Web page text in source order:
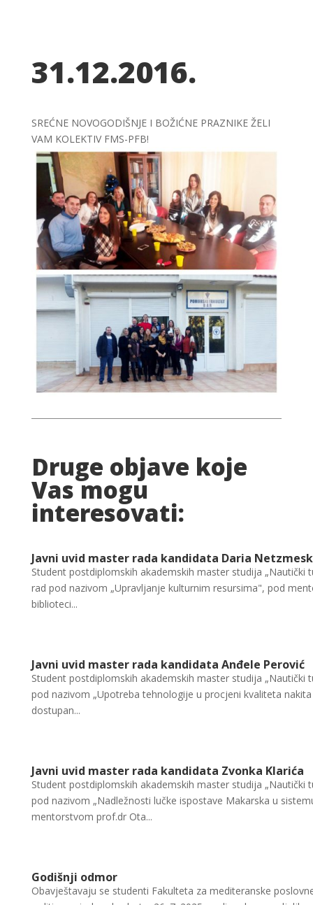
31.12.2016.
SREĆNE NOVOGODIŠNJE I BOŽIĆNE PRAZNIKE ŽELI
VAM KOLEKTIV FMS-PFB!
Druge objave koje
Vas mogu
interesovati:
Javni uvid master rada kandidata Daria
Student postdiplomskih akademskih master studija
rad pod nazivom „Upravljanje kulturnim resursima", pod
biblioteci...
Javni uvid master rada kandidata Anđele Perović
Student postdiplomskih akademskih master studija
pod nazivom „Upotreba tehnologije u procjeni kvaliteta
dostupan...
Javni uvid master rada kandidata Zvonka Klarića
Student postdiplomskih akademskih master studija
pod nazivom „Nadležnosti lučke ispostave Makarska u
mentorstvom prof.dr Ota...
Godišnji odmor
Obavještavaju se studenti Fakulteta za mediteranske